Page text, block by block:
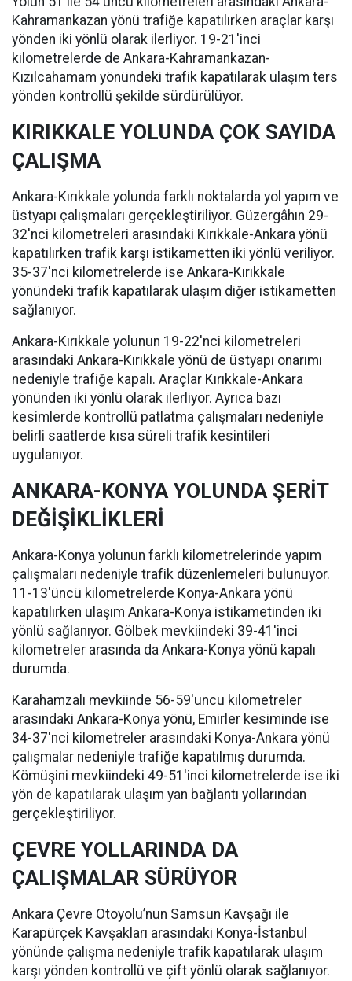
Kahramankazan yönü trafiğe kapatılırken araçlar karşı
yönden iki yönlü olarak ilerliyor. 19-21'inci
kilometrelerde de Ankara-Kahramankazan-
Kızılcahamam yönündeki trafik kapatılarak ulaşım ters
yönden kontrollü şekilde sürdürülüyor.
KIRIKKALE YOLUNDA ÇOK SAYIDA
ÇALIŞMA
Ankara-Kırıkkale yolunda farklı noktalarda yol yapım ve
üstyapı çalışmaları gerçekleştiriliyor. Güzergâhın 29-
32'nci kilometreleri arasındaki Kırıkkale-Ankara yönü
kapatılırken trafik karşı istikametten iki yönlü veriliyor.
35-37'nci kilometrelerde ise Ankara-Kırıkkale
yönündeki trafik kapatılarak ulaşım diğer istikametten
sağlanıyor.
Ankara-Kırıkkale yolunun 19-22'nci kilometreleri
arasındaki Ankara-Kırıkkale yönü de üstyapı onarımı
nedeniyle trafiğe kapalı. Araçlar Kırıkkale-Ankara
yönünden iki yönlü olarak ilerliyor. Ayrıca bazı
kesimlerde kontrollü patlatma çalışmaları nedeniyle
belirli saatlerde kısa süreli trafik kesintileri
uygulanıyor.
ANKARA-KONYA YOLUNDA ŞERİT
DEĞİŞİKLİKLERİ
Ankara-Konya yolunun farklı kilometrelerinde yapım
çalışmaları nedeniyle trafik düzenlemeleri bulunuyor.
11-13'üncü kilometrelerde Konya-Ankara yönü
kapatılırken ulaşım Ankara-Konya istikametinden iki
yönlü sağlanıyor. Gölbek mevkiindeki 39-41'inci
kilometreler arasında da Ankara-Konya yönü kapalı
durumda.
Karahamzalı mevkiinde 56-59'uncu kilometreler
arasındaki Ankara-Konya yönü, Emirler kesiminde ise
34-37'nci kilometreler arasındaki Konya-Ankara yönü
çalışmalar nedeniyle trafiğe kapatılmış durumda.
Kömüşini mevkiindeki 49-51'inci kilometrelerde ise iki
yön de kapatılarak ulaşım yan bağlantı yollarından
gerçekleştiriliyor.
ÇEVRE YOLLARINDA DA
ÇALIŞMALAR SÜRÜYOR
Ankara Çevre Otoyolu’nun Samsun Kavşağı ile
Karapürçek Kavşakları arasındaki Konya-İstanbul
yönünde çalışma nedeniyle trafik kapatılarak ulaşım
karşı yönden kontrollü ve çift yönlü olarak sağlanıyor.